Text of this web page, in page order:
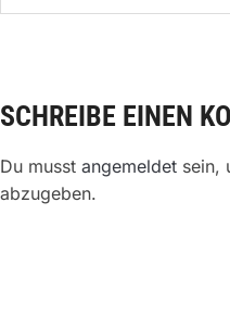
SCHREIBE EINEN
Du musst angemeldet sein,
abzugeben.